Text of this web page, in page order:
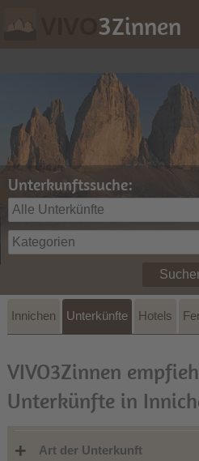
3Zinnen
Unterkunftssuche:
Innichen Unterkünfte Hotels
VIVO3Zinnen
Unterkünfte in
Art der Unterkunft